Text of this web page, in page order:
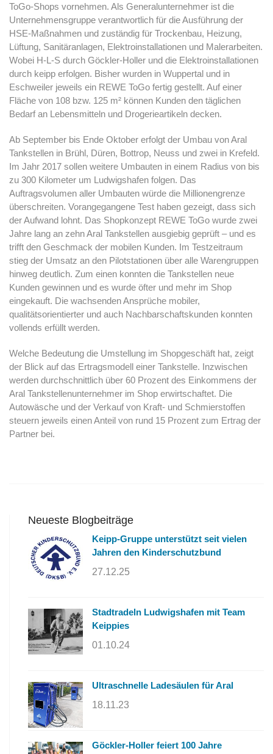
ToGo-Shops vornehmen. Als Generalunternehmer ist die
Unternehmensgruppe verantwortlich für die Ausführung der
HSE-Maßnahmen und zuständig für Trockenbau, Heizung,
Lüftung, Sanitäranlagen, Elektroinstallationen und Malerarbeiten.
Wobei H-L-S durch Göckler-Holler und die Elektroinstallationen
durch keipp erfolgen. Bisher wurden in Wuppertal und in
Eschweiler jeweils ein REWE ToGo fertig gestellt. Auf einer
Fläche von 108 bzw. 125 m² können Kunden den täglichen
Bedarf an Lebensmitteln und Drogerieartikeln decken.
Ab September bis Ende Oktober erfolgt der Umbau von Aral
Tankstellen in Brühl, Düren, Bottrop, Neuss und zwei in Krefeld.
Im Jahr 2017 sollen weitere Umbauten in einem Radius von bis
zu 300 Kilometer um Ludwigshafen folgen. Das
Auftragsvolumen aller Umbauten würde die Millionengrenze
überschreiten. Vorangegangene Test haben gezeigt, dass sich
der Aufwand lohnt. Das Shopkonzept REWE ToGo wurde zwei
Jahre lang an zehn Aral Tankstellen ausgiebig geprüft – und es
trifft den Geschmack der mobilen Kunden. Im Testzeitraum
stieg der Umsatz an den Pilotstationen über alle Warengruppen
hinweg deutlich. Zum einen konnten die Tankstellen neue
Kunden gewinnen und es wurde öfter und mehr im Shop
eingekauft. Die wachsenden Ansprüche mobiler,
qualitätsorientierter und auch Nachbarschaftskunden konnten
vollends erfüllt werden.
Welche Bedeutung die Umstellung im Shopgeschäft hat, zeigt
der Blick auf das Ertragsmodell einer Tankstelle. Inzwischen
werden durchschnittlich über 60 Prozent des Einkommens der
Aral Tankstellenunternehmer im Shop erwirtschaftet. Die
Autowäsche und der Verkauf von Kraft- und Schmierstoffen
steuern jeweils einen Anteil von rund 15 Prozent zum Ertrag der
Partner bei.
Neueste Blogbeiträge
Keipp-Gruppe unterstützt seit vielen
Jahren den Kinderschutzbund
27.12.25
Stadtradeln Ludwigshafen mit Team
Keippies
01.10.24
Ultraschnelle Ladesäulen für Aral
18.11.23
Göckler-Holler feiert 100 Jahre